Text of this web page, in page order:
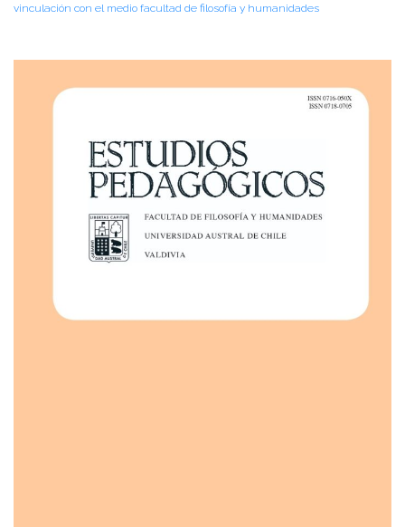
vinculación con el medio facultad de filosofía y humanidades